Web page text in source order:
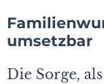
umsetzbar
Die Sorge,